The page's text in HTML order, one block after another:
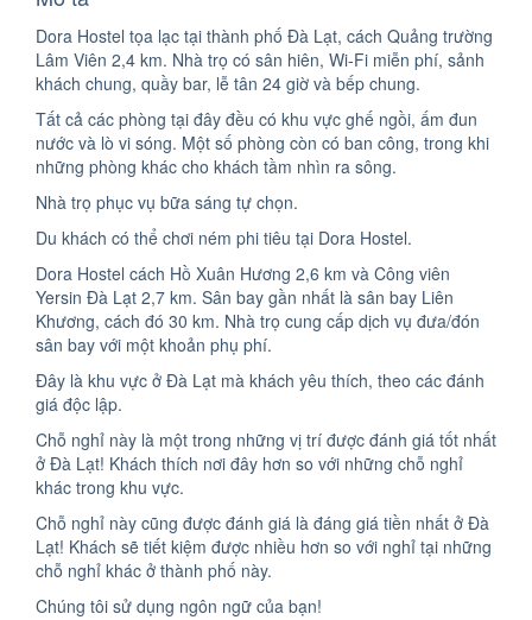
Dora Hostel tọa lạc tại thành phố Đà Lạt, cách Quảng trường
Lâm Viên 2,4 km. Nhà trọ có sân hiên, Wi-Fi miễn phí, sảnh
khách chung, quầy bar, lễ tân 24 giờ và bếp chung.
Tất cả các phòng tại đây đều có khu vực ghế ngồi, ấm đun
nước và lò vi sóng. Một số phòng còn có ban công, trong khi
những phòng khác cho khách tầm nhìn ra sông.
Nhà trọ phục vụ bữa sáng tự chọn.
Du khách có thể chơi ném phi tiêu tại Dora Hostel.
Dora Hostel cách Hồ Xuân Hương 2,6 km và Công viên
Yersin Đà Lạt 2,7 km. Sân bay gần nhất là sân bay Liên
Khương, cách đó 30 km. Nhà trọ cung cấp dịch vụ đưa/đón
sân bay với một khoản phụ phí.
Đây là khu vực ở Đà Lạt mà khách yêu thích, theo các đánh
giá độc lập.
Chỗ nghỉ này là một trong những vị trí được đánh giá tốt nhất
ở Đà Lạt! Khách thích nơi đây hơn so với những chỗ nghỉ
khác trong khu vực.
Chỗ nghỉ này cũng được đánh giá là đáng giá tiền nhất ở Đà
Lạt! Khách sẽ tiết kiệm được nhiều hơn so với nghỉ tại những
chỗ nghỉ khác ở thành phố này.
Chúng tôi sử dụng ngôn ngữ của bạn!